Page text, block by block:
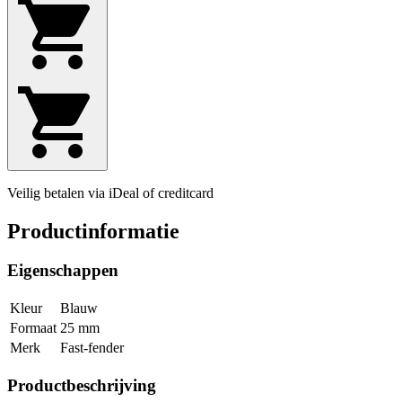
Veilig betalen via iDeal of creditcard
Productinformatie
Eigenschappen
Kleur
Blauw
Formaat 25 mm
Merk
Fast-fender
Productbeschrijving